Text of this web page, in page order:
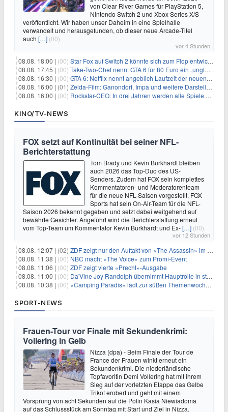
von Clear River Games für PlayStation 5,
Nintendo Switch 2 und Xbox Series X/S
veröffentlicht. Wir haben unser Daheim in eine Spielhalle
verwandelt und herausgefunden, ob dieser neue Arcade-Titel
auch […] (00)
vor 4 Stunden
08.08. 18:00 | (00) Star Fox auf Switch 2 könnte sich zum Flop entwickeln
08.08. 17:45 | (00) Take-Two-Chef nennt GTA 6 für 80 Euro ein „unglaubliches Schnäppchen“
08.08. 16:30 | (00) GTA 6: Netflix nennt angeblich Laufzeit der neuen Gameplay-Präsentation
08.08. 16:00 | (01) Zelda-Film: Ganondorf, Impa und weitere Darsteller sollen feststehen
08.08. 16:00 | (00) Rockstar-CEO: In drei Jahren werden alle Spiele gestreamt
KINO/TV-NEWS
FOX setzt auf Kontinuität bei seiner NFL-
Berichterstattung
Tom Brady und Kevin Burkhardt bleiben
auch 2026 das Top-Duo des US-
Senders. Zudem hat FOX sein komplettes
Kommentatoren- und Moderatorenteam
für die neue NFL-Saison vorgestellt. FOX
Sports hat sein On-Air-Team für die NFL-
Saison 2026 bekannt gegeben und setzt dabei weitgehend auf
bewährte Gesichter. Angeführt wird die Berichterstattung erneut
vom Top-Team um Kommentator Kevin Burkhardt und Ex-[…] (00)
vor 12 Stunden
08.08. 12:07 | (02) ZDF zeigt nur den Auftakt von «The Assassin» im Fernsehen
08.08. 11:38 | (00) NBC macht «The Voice» zum Promi-Event
08.08. 11:06 | (00) ZDF zeigt vierte «Precht»-Ausgabe
08.08. 11:00 | (00) Da'Vine Joy Randolph übernimmt Hauptrolle in starbesetzter schwarzer Komödie
08.08. 10:38 | (00) «Camping Paradis» lädt zur süßen Themenwoche ein
SPORT-NEWS
Frauen-Tour vor Finale mit Sekundenkrimi:
Vollering in Gelb
Nizza (dpa) - Beim Finale der Tour de
France der Frauen winkt erneut ein
Sekundenkrimi. Die niederländische
Topfavoritin Demi Vollering hat mit ihrem
Sieg auf der vorletzten Etappe das Gelbe
Trikot erobert und geht mit einem
Vorsprung von acht Sekunden auf die Polin Kasia Niewiadoma
auf das Schlussstück am Sonntag mit Start und Ziel in Nizza.